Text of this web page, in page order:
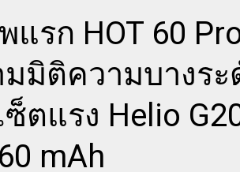
รก HOT 60
มิติความบางระ
ตแรง Helio
mAh